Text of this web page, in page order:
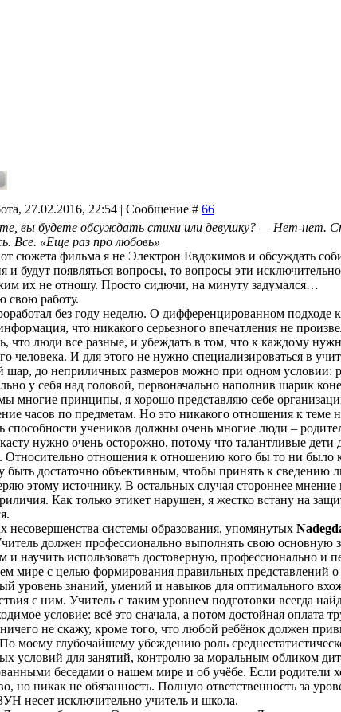
27.02.2016, 22:54 | Сообщение # 66
вы будете обсуждать стихи или девушку? — Нет-нет.
Все. «Еще раз про любовь»
сюжета фильма я не Электрон Евдокимов и обсуждать
и будут появляться вопросы, то вопросы эти
их не отношу. Просто сидючи, на минуту задумался…
свою работу.
без году неделю. О дифференцированном подходе
что никакого серьезного впечатления не
что люди все разные, и убеждать в том, что к каждому
человека. И для этого не нужно специализироваться в
шар, до неприличных размеров можно при одном условии:
у себя над головой, первоначально наполнив шарик
многие принципы, я хорошо представляю себе
часов по предметам. Но это никакого отношения к теме
способности учеников должны очень многие люди –
нужно очень осторожно, потому что талантливые
Относительно отношения к отношению кого бы то ни было
быть достаточно объективным, чтобы принять к сведению
этому источнику. В остальных случая стороннее
Как только этикет нарушен, я жестко встану на
несовершенства системы образования, упомянутых
должен профессионально выполнять свою основную
и научить использовать достоверную, профессионально
мире с целью формирования правильных представлений о
уровень знаний, умений и навыков для оптимального
с ним. Учитель с таким уровнем подготовки всегда
условие: всё это сначала, а потом достойная оплата
не скажу, кроме того, что любой ребёнок должен
моему глубочайшему убеждению роль
условий для занятий, контролю за моральным обликом
беседами о нашем мире и об учёбе. Если родители
но никак не обязанность. Полную ответственность за
несет исключительно учитель и школа.